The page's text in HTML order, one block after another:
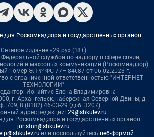
для Роскомнадзора и государственных органов
Сетевое издание «29.ру» (18+)
службой по надзору в сфере связи,
и массовых коммуникаций (Роскомнадзор)
номер ЭЛ № ФС 77– 84687 от 06.02.2023 г.
с ограниченной ответственностью "ИНТЕРНЕТ
ТЕХНОЛОГИИ"
Ионайтис Елена Владимировна
г. Архангельск, набережная Северной Двины, д.
709, 8 (8182) 46-03-29 (доб. 3207)
адрес редакции: 29@shkulev.ru
для Роскомнадзора и государственных органов:
juristnn@shkulev.ru
или воспользуйтесь веб-формой